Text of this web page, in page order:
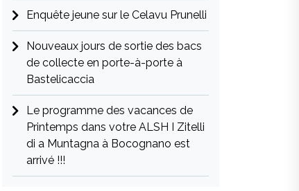
Enquête jeune sur le Celavu Prunelli
Nouveaux jours de sortie des bacs
de collecte en porte-à-porte à
Bastelicaccia
Le programme des vacances de
Printemps dans votre ALSH I Zitelli
di a Muntagna à Bocognano est
arrivé !!!